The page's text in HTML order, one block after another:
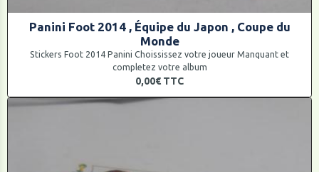
Panini Foot 2014 , Équipe du Japon , Coupe du
Monde
Stickers Foot 2014 Panini Choississez votre joueur Manquant et
completez votre album
0,00€ TTC